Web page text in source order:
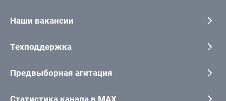
Наши вакансии
Техподдержка
Предвыборная агитация